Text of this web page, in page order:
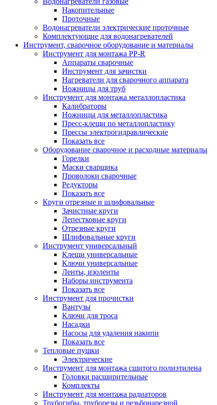
Накопительные
Проточные
Водонагреватели электрические проточные
Комплектующие для водонагревателей
Инструмент, сварочное оборудование и материалы
Инструмент для монтажа PP-R
Аппараты сварочные
Инструмент для зачистки
Нагреватели для сварочного аппарата
Ножницы для труб
Инструмент для монтажа металлопластика
Калибраторы
Ножницы для металлопластика
Пресс-клещи по металлопластику
Прессы электрогидравлические
Показать все
Оборудование сварочное и расходные материалы
Горелки
Маски сварщика
Проволоки сварочные
Редукторы
Показать все
Круги отрезные и шлифовальные
Зачистные круги
Лепестковые круги
Отрезные круги
Шлифовальные круги
Инструмент универсальный
Клещи универсальные
Ключи универсальные
Ленты, изоленты
Наборы инструмента
Показать все
Инструмент для прочистки
Вантузы
Ключи для троса
Насадки
Насосы для удаления накипи
Показать все
Тепловые пушки
Электрические
Инструмент для монтажа сшитого полиэтилена
Головки расширительные
Комплекты
Инструмент для монтажа радиаторов
Трубогибы, труборезы и резьбонарезной